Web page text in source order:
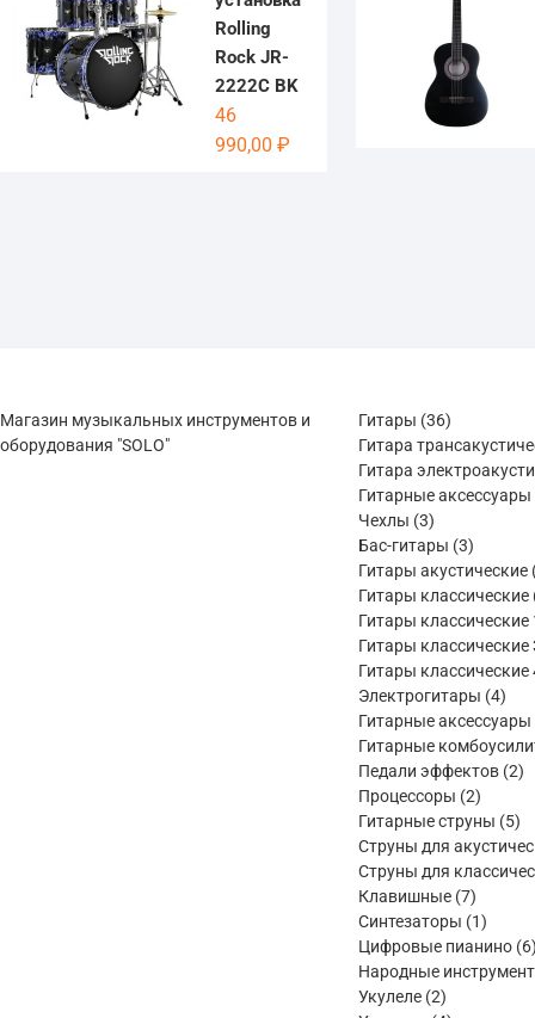
Rolling
Rock JR-
2222C BK
46
990,00 ₽
Магазин музыкальных инструментов и
оборудования "SOLO"
Гитары 3636
товаров
Гитара
Гитара
Гитарные аксессуары
Чехлы 33
товара
Бас-гитары 33
товара
Гитары акустические
Гитары классические
Гитары классические
Гитары классические
Гитары классические
Электрогитары 44
Гитарные аксессуары
Гитарные
Педали эффектов 22
Процессоры 22
товара
Гитарные струны 55
Струны для
Струны для
Клавишные 77
товаров
Синтезаторы 11
товар
Цифровые пианино 6
Народные
Укулеле 22